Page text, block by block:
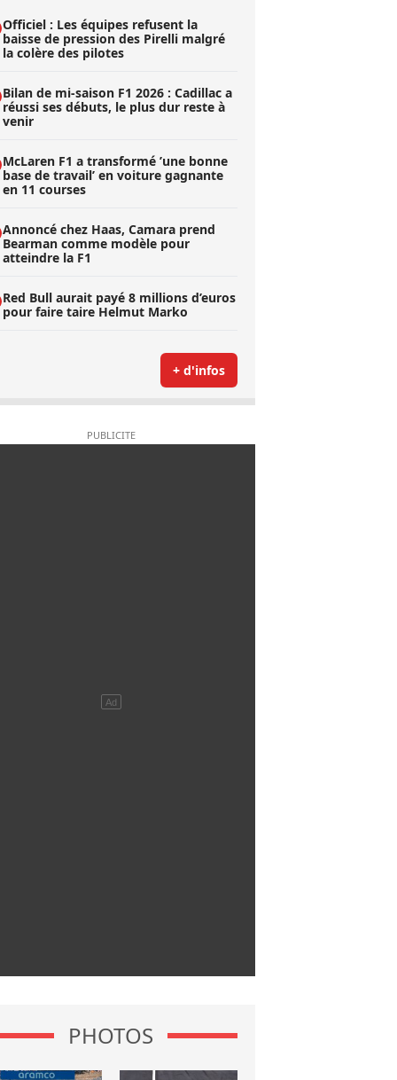
Officiel : Les équipes refusent la
baisse de pression des Pirelli malgré
la colère des pilotes
Bilan de mi-saison F1 2026 : Cadillac a
réussi ses débuts, le plus dur reste à
venir
McLaren F1 a transformé ’une bonne
base de travail’ en voiture gagnante
en 11 courses
Annoncé chez Haas, Camara prend
Bearman comme modèle pour
atteindre la F1
Red Bull aurait payé 8 millions d’euros
pour faire taire Helmut Marko
+ d'infos
PHOTOS